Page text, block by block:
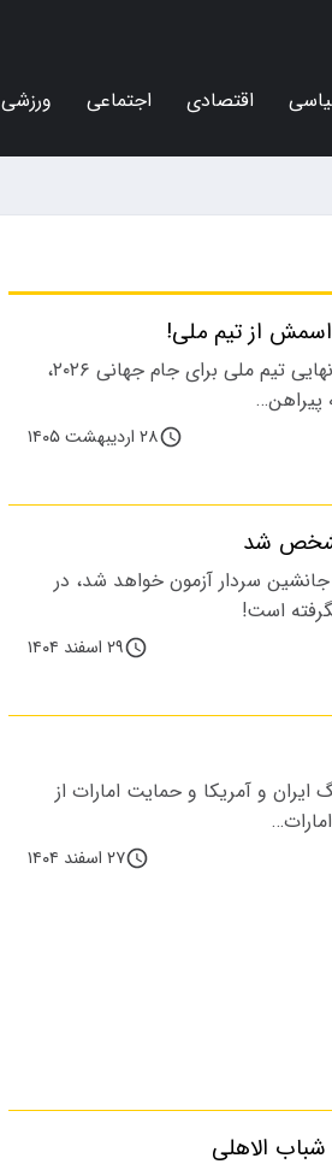
اقتصادی اجتماعی ورزشی
از تیم ملی!
سردار آزمون پس از خط خوردن از لیست نهایی تیم ملی برای جام جهانی ۲۰۲۶،
پیراهن…
۲۸ اردیبهشت ۱۴۰۵
مشخص شد
سردار آزمون خواهد شد، در
است!
۲۹ اسفند ۱۴۰۴
ایران و آمریکا و حمایت امارات از
۲۷ اسفند ۱۴۰۴
الاهلی
است همسرش
باشگاه استقلال در فصل
نقل‌وانتقالات،…